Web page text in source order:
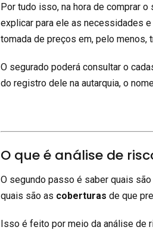
Por tudo isso, na hora de comprar
explicar para ele as necessidades
tomada de preços em, pelo menos,
O segurado poderá consultar o
do registro dele na autarquia, o
O que é análise de
O segundo passo é saber quais
quais são as coberturas de que
Isso é feito por meio da análise de